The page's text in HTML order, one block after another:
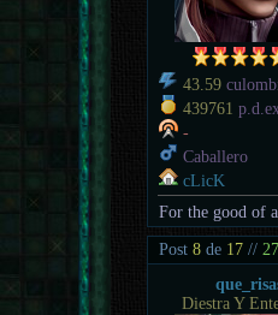
43.59
439761
-
Caballero
cLicK
For the good of
Post8 de 17 //
Diestra Y